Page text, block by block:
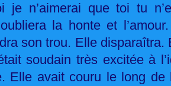
je n’aimerai que toi tu
la honte et
son trou. Elle disparaîtra.
soudain très excitée à
Elle avait couru le long de